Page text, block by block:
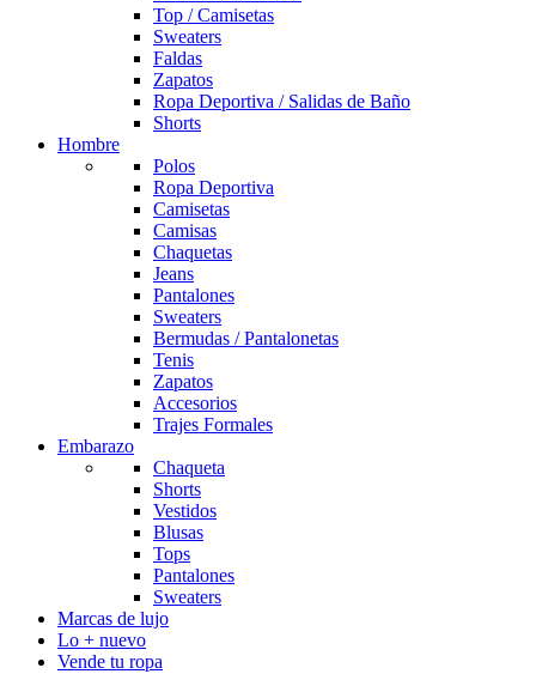
Top / Camisetas
Sweaters
Faldas
Zapatos
Ropa Deportiva / Salidas de Baño
Shorts
Hombre
Polos
Ropa Deportiva
Camisetas
Camisas
Chaquetas
Jeans
Pantalones
Sweaters
Bermudas / Pantalonetas
Tenis
Zapatos
Accesorios
Trajes Formales
Embarazo
Chaqueta
Shorts
Vestidos
Blusas
Tops
Pantalones
Sweaters
Marcas de lujo
Lo + nuevo
Vende tu ropa